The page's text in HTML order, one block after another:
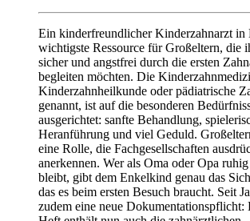
Ein kinderfreundlicher Kinderzahnarzt in
wichtigste Ressource für Großeltern, die
sicher und angstfrei durch die ersten
begleiten möchten. Die
Kinderzahnheilkunde oder pädiatrische
genannt, ist auf die besonderen
ausgerichtet: sanfte Behandlung,
Heranführung und viel Geduld.
eine Rolle, die Fachgesellschaften
anerkennen. Wer als Oma oder Opa
bleibt, gibt dem Enkelkind genau das
das es beim ersten Besuch braucht. Seit
zudem eine neue Dokumentationspflicht: